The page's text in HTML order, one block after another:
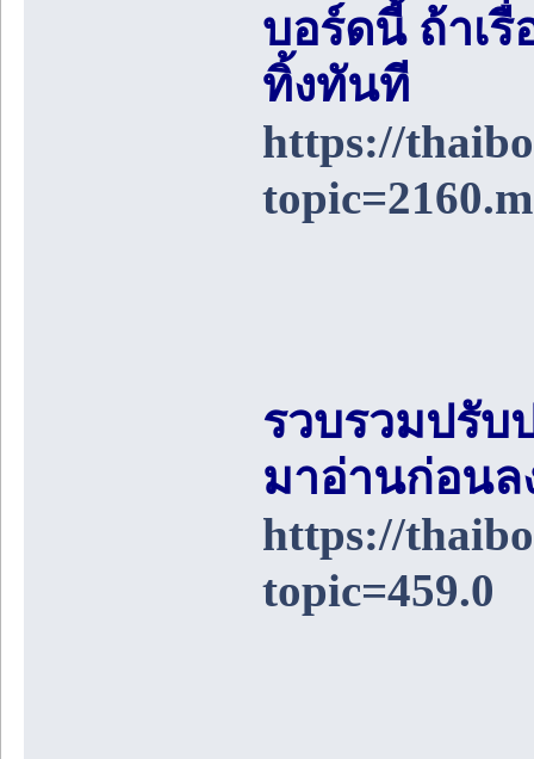
บอร์ดนี้ ถ้าเ
ทิ้งทันที
https://
รวบรวมปรับ
มาอ่านก่อน
https://
topic=459.0